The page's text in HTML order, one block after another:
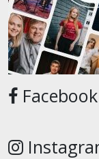
Facebook